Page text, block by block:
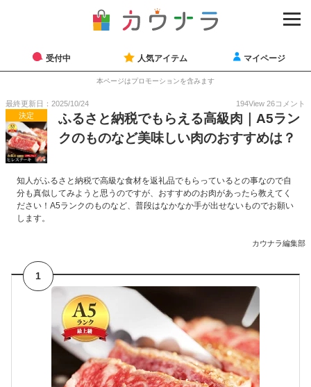
受付中 人気アイテム マイページ
本ページはプロモーションを含みます
最終更新日：2025/10/24 194View 26コメント
決定
ふるさと納税でもらえる高級肉｜A5ラン
クのものなど美味しい肉のおすすめは？
知人がふるさと納税で高級な食材を返礼品でもらっているとの事なので自
分も真似してみようと思うのですが、おすすめのお肉があったら教えてく
ださい！A5ランクのものなど、普段はなかなか手が出せないものでお願い
します。
カウナラ編集部
1